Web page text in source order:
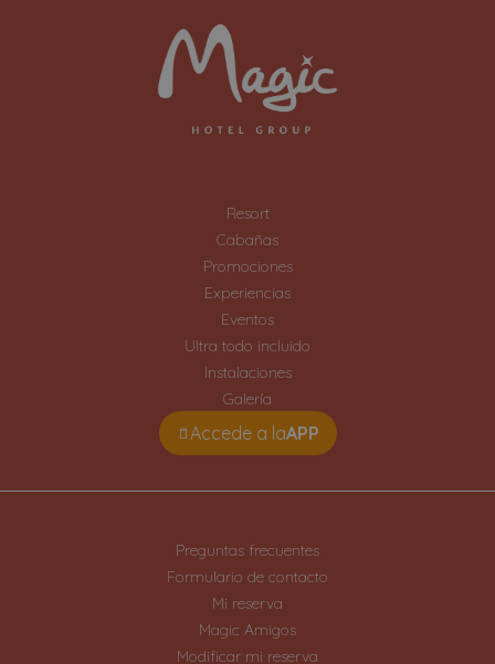
Resort
Cabañas
Promociones
Experiencias
Eventos
Ultra todo incluido
Instalaciones
Galería
Accede a laAPP
Preguntas frecuentes
Formulario de contacto
Mi reserva
Magic Amigos
Modificar mi reserva